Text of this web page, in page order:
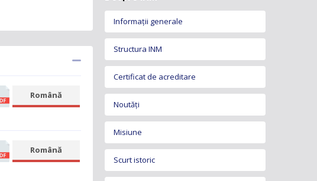
Română
Română
Informații generale
Structura INM
Conducerea INM
Certificat de acreditare
Noutăți
Misiune
Scurt istoric